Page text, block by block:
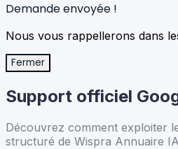
Demande envoyée !
Nous vous rappellerons dans
Fermer
Support officiel
Découvrez comment exploiter
structuré de Wispra Annuaire